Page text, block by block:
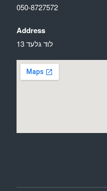
050-8727572
Address
לוד גלעד 13